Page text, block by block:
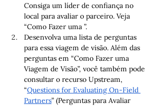
Consiga um líder de confiança no
local para avaliar o parceiro. Veja
“Como Fazer uma ”.
Desenvolva uma lista de perguntas
para essa viagem de visão. Além das
perguntas em “Como Fazer uma
Viagem de Visão”, você também pode
consultar o recurso Upstream,
“Questions for Evaluating On-Field
Partners” (Perguntas para Avaliar